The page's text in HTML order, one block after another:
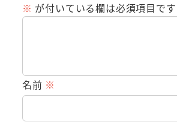
※ が付いている欄は必須項目です
名前 ※